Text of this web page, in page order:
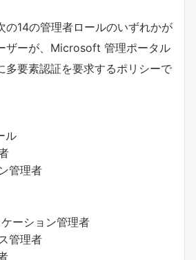
の14の管理者ロールのいずれかが
ザーが、Microsoft 管理ポータル
多要素認証を要求するポリシーで
ル
管理者
ーション管理者
管理者